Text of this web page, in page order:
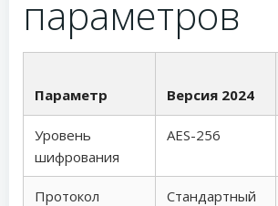
параметров
Параметр Версия 2024
Уровень
шифрования
AES-256
Протокол
Стандартный